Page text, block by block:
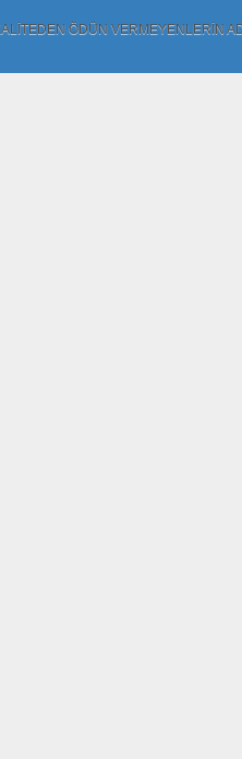
ÖDÜN VERMEYENLERİN